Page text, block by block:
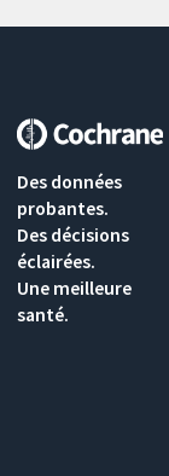
Des données
probantes.
Des décisions
éclairées.
Une meilleure
santé.